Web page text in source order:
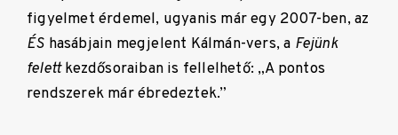
figyelmet érdemel, ugyanis már egy 2007-ben, az
ÉS hasábjain megjelent Kálmán-vers, a Fejünk
felettkezdősoraiban is fellelhető: „A pontos
rendszerek már ébredeztek.”